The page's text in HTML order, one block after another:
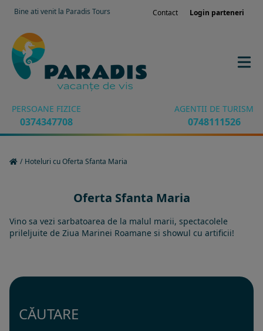
Bine ati venit la Paradis Tours Contact Login parteneri
PERSOANE FIZICE
0374347708
AGENTII DE TURISM
0748111526
/ Hoteluri cu Oferta Sfanta Maria
Oferta Sfanta Maria
Vino sa vezi sarbatoarea de la malul marii, spectacolele
prileljuite de Ziua Marinei Roamane si showul cu artificii!
CĂUTARE